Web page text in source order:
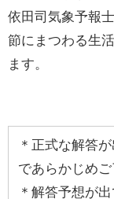
依田司気象予報
節にまつわる生
ます。
＊正式な解答
であらかじめご
＊解答予想が